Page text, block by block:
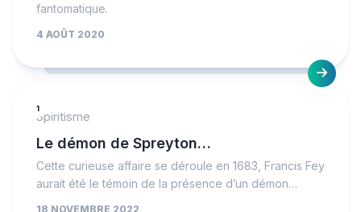
fantomatique.
4 AOÛT 2020
1
Spiritisme
Le démon de Spreyton…
Cette curieuse affaire se déroule en 1683, Francis Fey
aurait été le témoin de la présence d’un démon…
18 NOVEMBRE 2022